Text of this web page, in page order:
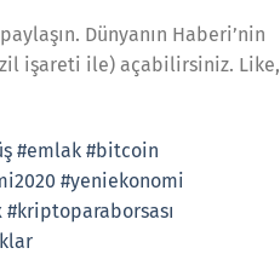
Dünyanın Haberi’nin
işareti ile) açabilirsiniz. Like,
#emlak #bitcoin
#yeniekonomi
#kriptoparaborsası